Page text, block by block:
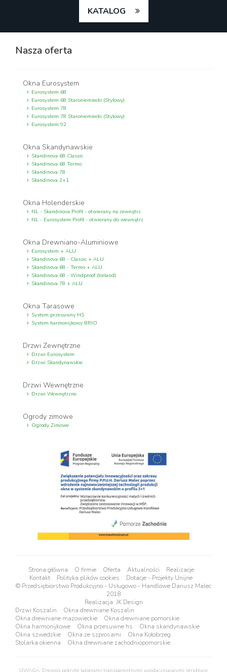
KATALOG
Nasza oferta
Okna Eurosystem
Eurosystem 68
Eurosystem 68 Staroniemiecki (Stylowy)
Eurosystem 78
Eurosystem 78 Staroniemiecki (Stylowy)
Eurosystem 92
Okna Skandynawskie
Skandinova 68 Classic
Skandinova 68 Termo
Skandinova 78
Skandinova 2+1
Okna Holenderskie
NL - Skandinova Profil - otwierany na zewnątrz
NL - Eurosystem Profil - otwierany do wewnątrz
Okna Drewniano-Aluminiowe
Eurosystem + ALU
Skandinova 68 - Classic + ALU
Skandinova 68 - Termo + ALU
Skandinova 68 - Windproof (Iceland)
Skandinova 78 + ALU
Okna Tarasowe
System przesuwny HS
System harmonijkowy BRIO
Drzwi Zewnętrzne
Drzwi Eurosystem
Drzwi Skandynawskie
Drzwi Wewnętrzne
Drzwi Wewnętrzne
Ogrody zimowe
Ogrody Zimowe
Strona główna O firmie Oferta Aktualności
Realizacje
Kontakt
Polityka plików cookies
Dotacje - Projekty Unijne
© Przedsiębiorstwo Produkcyjno - Usługowo - Handlowe Dariusz Malec
2018
Realizacja: JK Design
Drzwi Koszalin
Okna drewniane Koszalin
Okna drewniane mazowieckie
Okna drewniane pomorskie
Okna harmonijkowe
Okna przesuwne hs
Okna skandynawskie
Okna szwedzkie
Okna ze szprosami
Okna Kołobrzeg
Stolarka okienna
Okna drewniane zachodniopomorskie